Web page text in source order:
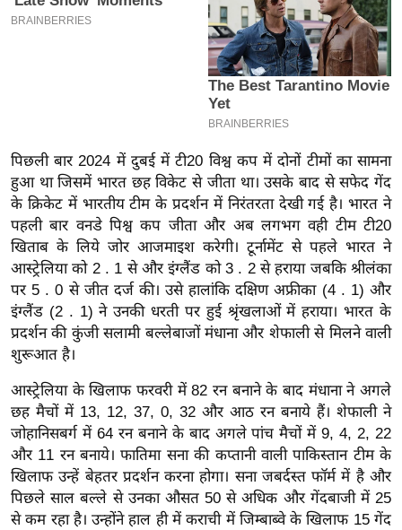
म
मि
सा
ल
बे
मि
सा
ल
श
य
त
यं
ग
इं
डि
पिछली बार 2024 में दुबई में टी20 विश्व कप में दोनों टीमों का सामना
हुआ था जिसमें भारत छह विकेट से जीता था। उसके बाद से सफेद गेंद
के क्रिकेट में भारतीय टीम के प्रदर्शन में निरंतरता देखी गई है। भारत ने
पहली बार वनडे पिश्व कप जीता और अब लगभग वही टीम टी20
खिताब के लिये जोर आजमाइश करेगी। टूर्नामेंट से पहले भारत ने
आस्ट्रेलिया को 2 . 1 से और इंग्लैंड को 3 . 2 से हराया जबकि श्रीलंका
पर 5 . 0 से जीत दर्ज की। उसे हालांकि दक्षिण अफ्रीका (4 . 1) और
इंग्लैंड (2 . 1) ने उनकी धरती पर हुई श्रृंखलाओं में हराया। भारत के
प्रदर्शन की कुंजी सलामी बल्लेबाजों मंधाना और शेफाली से मिलने वाली
शुरूआत है।
आस्ट्रेलिया के खिलाफ फरवरी में 82 रन बनाने के बाद मंधाना ने अगले
छह मैचों में 13, 12, 37, 0, 32 और आठ रन बनाये हैं। शेफाली ने
जोहानिसबर्ग में 64 रन बनाने के बाद अगले पांच मैचों में 9, 4, 2, 22
और 11 रन बनाये। फातिमा सना की कप्तानी वाली पाकिस्तान टीम के
खिलाफ उन्हें बेहतर प्रदर्शन करना होगा। सना जबर्दस्त फॉर्म में है और
पिछले साल बल्ले से उनका औसत 50 से अधिक और गेंदबाजी में 25
से कम रहा है। उन्होंने हाल ही में कराची में जिम्बाब्वे के खिलाफ 15 गेंद